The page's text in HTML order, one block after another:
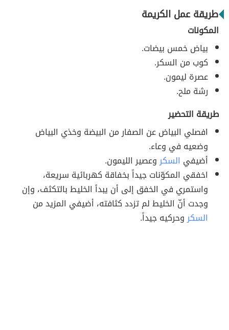
طريقة عمل الكريمة
المكونات
بياض خمس بيضات.
كوب من السكر.
عصرة ليمون.
رشة ملح.
طريقة التحضير
افصلي البياض عن الصفار من البيضة وخذي البياض
وضعيه في وعاء.
أضيفي السكروعصير الليمون.
اخفقي المكوّنات جيداً بخفاقة كهربائية سريعة،
واستمري في الخفق إلى أن يبدأ الخليط بالتكثف، وإن
وجدت أنّ الخليط لم تزدد كثافته، أضيفي المزيد من
السكروحركيه جيداً.